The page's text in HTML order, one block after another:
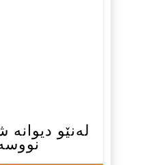
له‌نێو